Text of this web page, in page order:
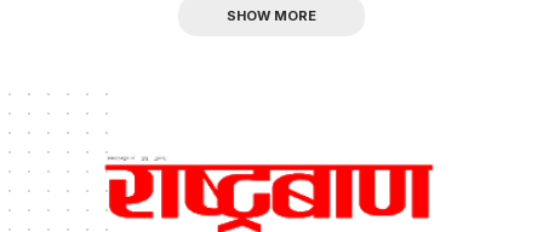
SHOW MORE